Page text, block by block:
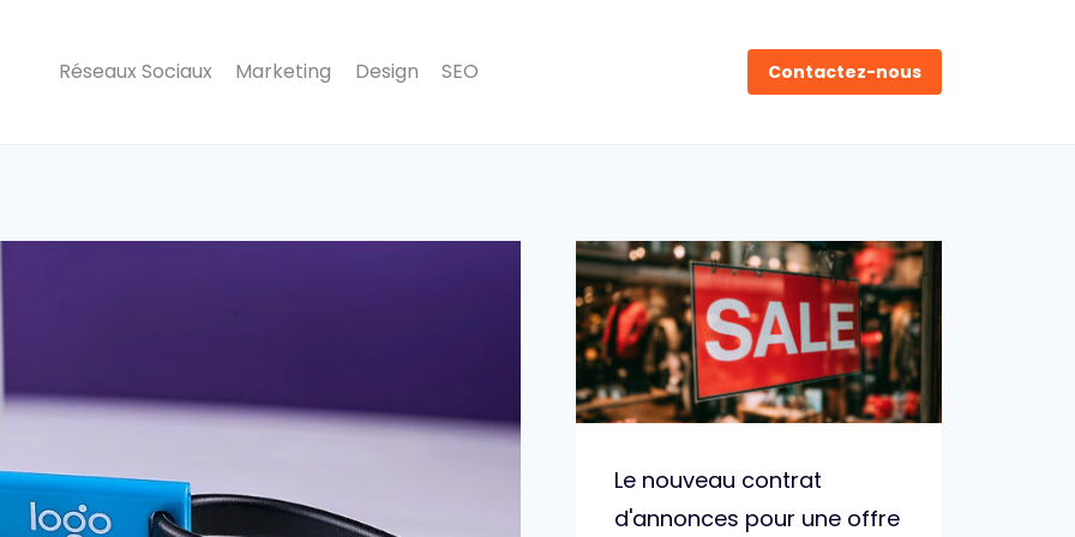
Réseaux Sociaux Marketing Design SEO Contactez-nous
Le nouveau contrat
d'annonces pour une offre